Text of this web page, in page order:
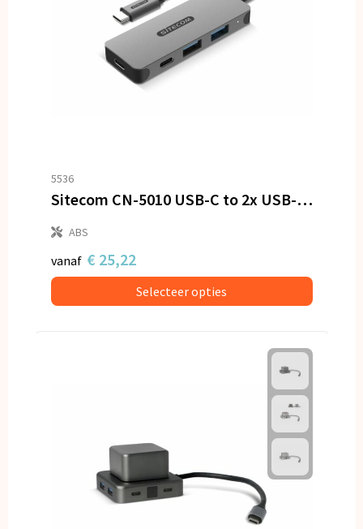
5536
Sitecom CN-5010 USB-C to 2x USB-A + 2x USB-C Hub
ABS
vanaf € 25,22
Selecteer opties